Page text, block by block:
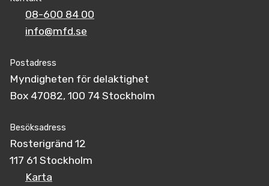
08-600 84 00
info@mfd.se
Postadress
Myndigheten för delaktighet
Box 47082, 100 74 Stockholm
Besöksadress
Rosterigränd 12
117 61 Stockholm
Karta